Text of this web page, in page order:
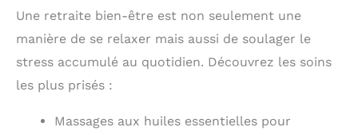
Une retraite bien-être est non seulement une
manière de se relaxer mais aussi de soulager le
stress accumulé au quotidien. Découvrez les soins
les plus prisés :
Massages aux huiles essentielles pour